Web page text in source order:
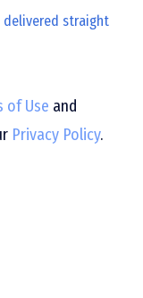
delivered straight
of Use and
Privacy Policy.